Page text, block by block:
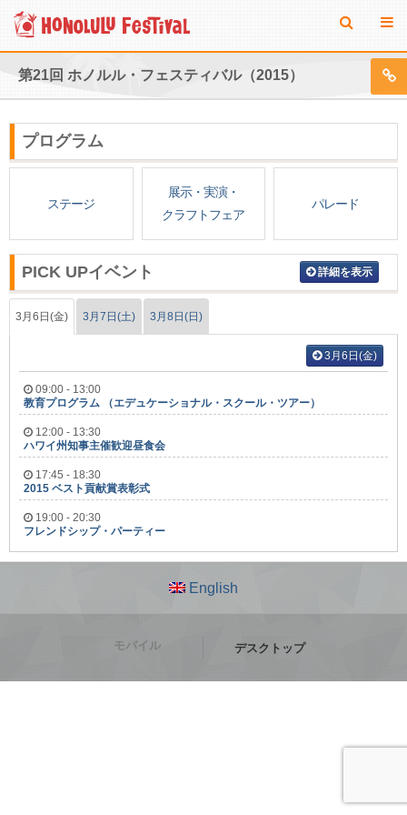
第21回 ホノルル・フェスティバル（2015）
プログラム
ステージ
展示・実演・
クラフトフェア
パレード
PICK UPイベント 詳細を表示
3月6日(金) 3月7日(土) 3月8日(日)
3月6日(金)
09:00 - 13:00
教育プログラム （エデュケーショナル・スクール・ツアー）
12:00 - 13:30
ハワイ州知事主催歓迎昼食会
17:45 - 18:30
2015 ベスト貢献賞表彰式
19:00 - 20:30
フレンドシップ・パーティー
English
モバイル デスクトップ